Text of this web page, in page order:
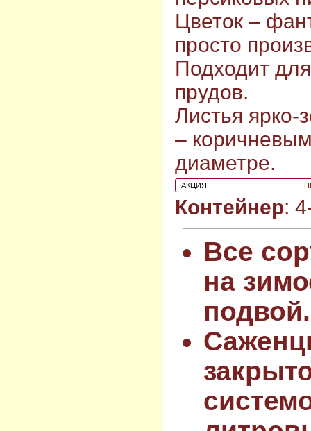
Цветок –
просто
Подходит
прудов.
Листья ярко-
–
диаметре.
АКЦИЯ:
Контейнер:
Все
на
подвой.